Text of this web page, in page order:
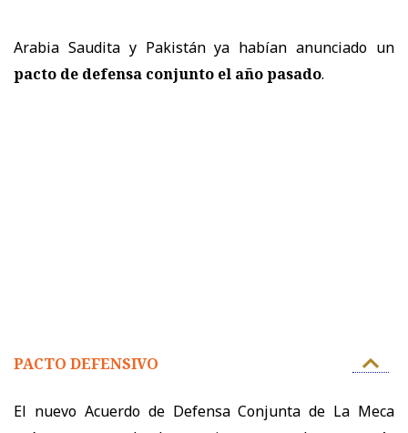
Arabia Saudita y Pakistán ya habían anunciado un
pacto de defensa conjunto el año pasado.
PACTO DEFENSIVO
El nuevo Acuerdo de Defensa Conjunta de La Meca